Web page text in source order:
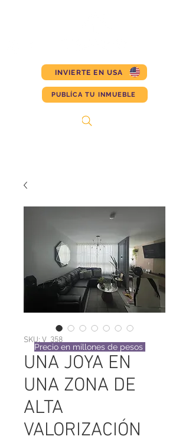
INVIERTE EN USA
PUBLÍCA TU INMUEBLE
SKU: V_358
UNA JOYA EN
UNA ZONA DE
ALTA
VALORIZACIÓN
Precio en millones de pesos